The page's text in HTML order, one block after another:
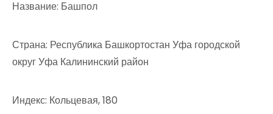
Название: Башпол
Страна: Республика Башкортостан Уфа городской
округ Уфа Калининский район
Индекс: Кольцевая, 180